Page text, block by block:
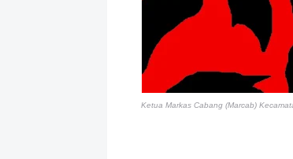
Ketua Markas Cabang (Marcab)